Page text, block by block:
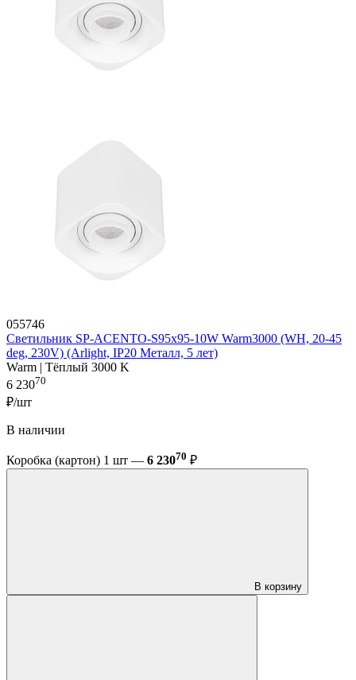
055746
Светильник SP-ACENTO-S95x95-10W Warm3000 (WH, 20-45
deg, 230V) (Arlight, IP20 Металл, 5 лет)
Warm | Тёплый 3000 K
6 23070
₽/шт
В наличии
Коробка (картон) 1 шт — 6 23070 ₽
В корзину